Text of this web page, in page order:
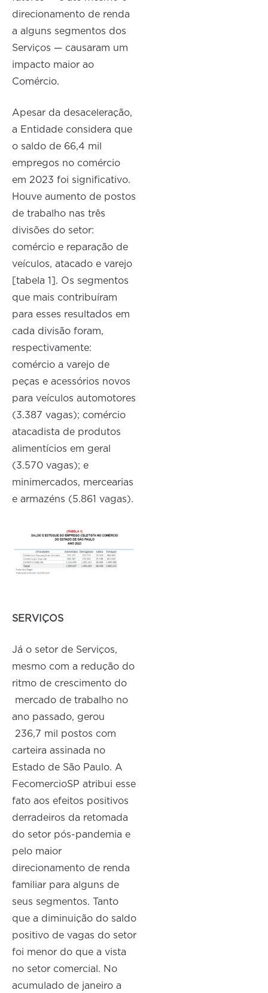
direcionamento de renda
a alguns segmentos dos
Serviços — causaram um
impacto maior ao
Comércio.
Apesar da desaceleração,
a Entidade considera que
o saldo de 66,4 mil
empregos no comércio
em 2023 foi significativo.
Houve aumento de postos
de trabalho nas três
divisões do setor:
comércio e reparação de
veículos, atacado e varejo
[tabela 1]. Os segmentos
que mais contribuíram
para esses resultados em
cada divisão foram,
respectivamente:
comércio a varejo de
peças e acessórios novos
para veículos automotores
(3.387 vagas); comércio
atacadista de produtos
alimentícios em geral
(3.570 vagas); e
minimercados, mercearias
e armazéns (5.861 vagas).
SERVIÇOS
Já o setor de Serviços,
mesmo com a redução do
ritmo de crescimento do
mercado de trabalho no
ano passado, gerou
236,7 mil postos com
carteira assinada no
Estado de São Paulo. A
FecomercioSP atribui esse
fato aos efeitos positivos
derradeiros da retomada
do setor pós-pandemia e
pelo maior
direcionamento de renda
familiar para alguns de
seus segmentos. Tanto
que a diminuição do saldo
positivo de vagas do setor
foi menor do que a vista
no setor comercial. No
acumulado de janeiro a